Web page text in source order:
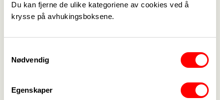
Du kan fjerne de ulike kategoriene av cookies ved å
krysse på avhukingsboksene.
Nødvendig
Egenskaper
Handlingsplan 2024 Puff.pdf
Saksliste årsmøtet januar 2025.pdf
Aktivitetskalender 2024 Revidert.xlsx
avd254 januar 2025.pdf